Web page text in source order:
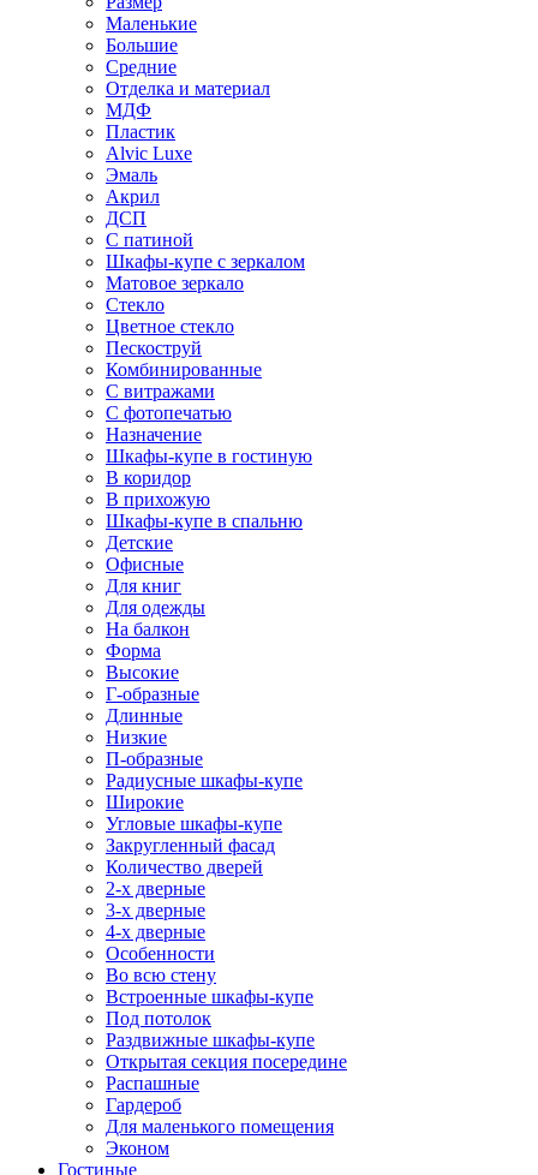
Маленькие
Большие
Средние
Отделка и материал
МДФ
Пластик
Alvic Luxe
Эмаль
Акрил
ДСП
С патиной
Шкафы-купе с зеркалом
Матовое зеркало
Стекло
Цветное стекло
Пескоструй
Комбинированные
С витражами
С фотопечатью
Назначение
Шкафы-купе в гостиную
В коридор
В прихожую
Шкафы-купе в спальню
Детские
Офисные
Для книг
Для одежды
На балкон
Форма
Высокие
Г-образные
Длинные
Низкие
П-образные
Радиусные шкафы-купе
Широкие
Угловые шкафы-купе
Закругленный фасад
Количество дверей
2-х дверные
3-х дверные
4-х дверные
Особенности
Во всю стену
Встроенные шкафы-купе
Под потолок
Раздвижные шкафы-купе
Открытая секция посередине
Распашные
Гардероб
Для маленького помещения
Эконом
Гостиные